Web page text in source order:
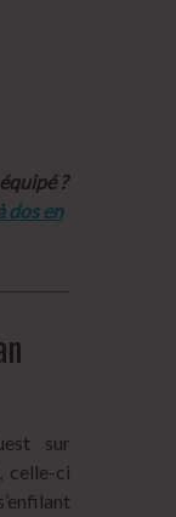
?
dos en
sur
celle-ci